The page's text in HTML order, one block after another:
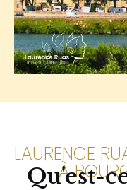
LAURENCE
À
Qu'est-